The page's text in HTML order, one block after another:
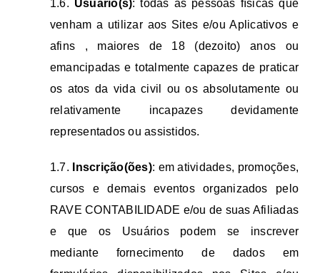
1.6. Usuário(s): todas as pessoas físicas que
venham a utilizar aos Sites e/ou Aplicativos e
afins , maiores de 18 (dezoito) anos ou
emancipadas e totalmente capazes de praticar
os atos da vida civil ou os absolutamente ou
relativamente incapazes devidamente
representados ou assistidos.
1.7. Inscrição(ões): em atividades, promoções,
cursos e demais eventos organizados pelo
RAVE CONTABILIDADE e/ou de suas Afiliadas
e que os Usuários podem se inscrever
mediante fornecimento de dados em